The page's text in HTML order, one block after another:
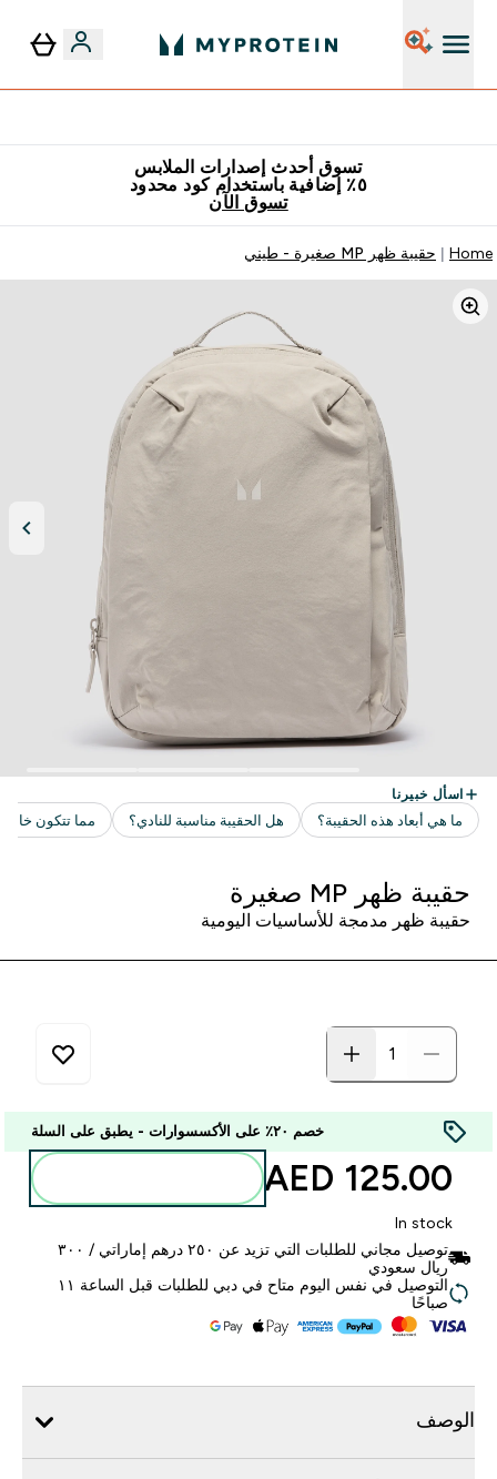
تسوق أحدث إصدارات الملابس
٥٪ إضافية باستخدام كود محدود
تسوق الآن
Home حقيبة ظهر MP صغيرة - طيني
حقيبة ظهر MP صغيرة
حقيبة ظهر مدمجة للأساسيات اليومية
خصم ٢٠٪ على الأكسسوارات - يطبق على السلة
125.00 AED‎
In stock
توصيل مجاني للطلبات التي تزيد عن ٢٥٠ درهم إماراتي / ٣٠٠
ريال سعودي
التوصيل في نفس اليوم متاح في دبي للطلبات قبل الساعة ١١
صباحًا
الوصف